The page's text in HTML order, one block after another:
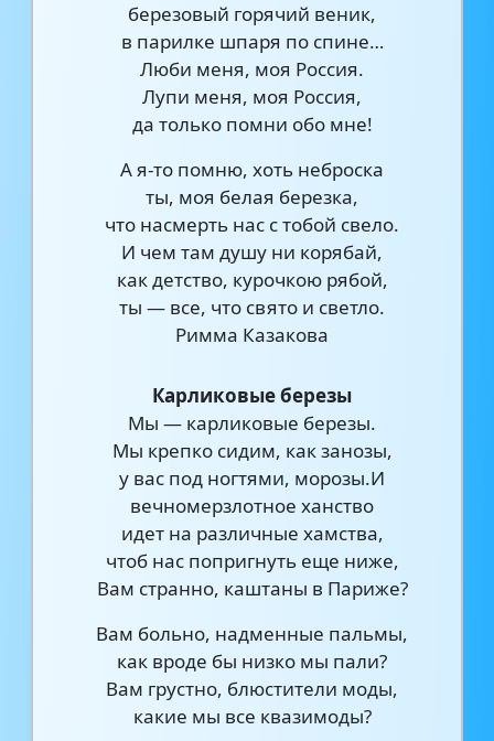
березовый горячий веник,
в парилке шпаря по спине…
Люби меня, моя Россия.
Лупи меня, моя Россия,
да только помни обо мне!
А я-то помню, хоть неброска
ты, моя белая березка,
что насмерть нас с тобой свело.
И чем там душу ни корябай,
как детство, курочкою рябой,
ты — все, что свято и светло.
Римма Казакова
Карликовые березы
Мы — карликовые березы.
Мы крепко сидим, как занозы,
у вас под ногтями, морозы.И
вечномерзлотное ханство
идет на различные хамства,
чтоб нас попригнуть еще ниже,
Вам странно, каштаны в Париже?
Вам больно, надменные пальмы,
как вроде бы низко мы пали?
Вам грустно, блюстители моды,
какие мы все квазимоды?